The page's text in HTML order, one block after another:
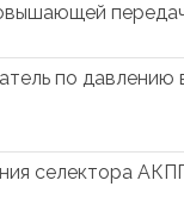
по давлению
селектора